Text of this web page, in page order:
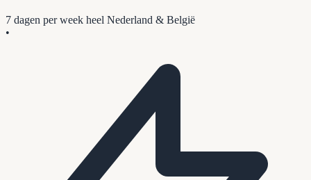
7 dagen per week heel Nederland & België
•